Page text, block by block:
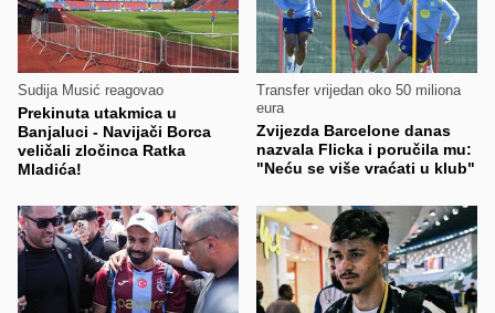
Sudija Musić reagovao
Prekinuta utakmica u
Banjaluci - Navijači Borca
veličali zločinca Ratka
Mladića!
Transfer vrijedan oko 50 miliona
eura
Zvijezda Barcelone danas
nazvala Flicka i poručila mu:
"Neću se više vraćati u klub"